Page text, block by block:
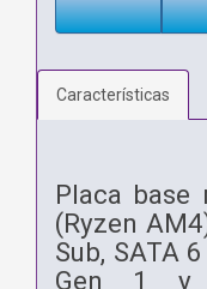
Características
Placa base
(Ryzen
Sub, SATA
Gen 1 y